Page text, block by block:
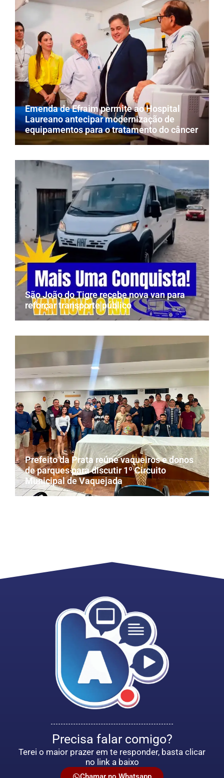
Emenda de Efraim permite ao Hospital
Laureano antecipar modernização de
equipamentos para o tratamento do câncer
São João do Tigre recebe nova van para
reforçar transporte público
Prefeito da Prata reúne vaqueiros e donos
de parques para discutir 1º Circuito
Municipal de Vaquejada
Precisa falar comigo?
Terei o maior prazer em te responder, basta clicar
no link a baixo